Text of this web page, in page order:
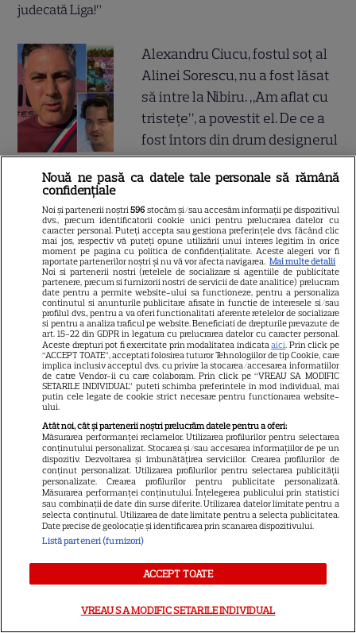
Alexandru Ciucu, fostul soț al
Alinei Sorescu, nu a fost lăsat
să intre la Nibiru. „Am aflat cu
tristețe”, a povestit el. De ce a
fost întors din drum designerul
Breaking tragic în România:
microbuzul în care se afla
acum câteva minute echipa de
fotbal din București, accident
mortal! Câți morți și câți răniți
sunt până acum
SERIALE
Nouă ne pasă ca datele tale personale să rămână
confidențiale
Noi și partenerii noștri596 stocăm și/sau accesăm informații pe dispozitivul
dvs., precum identificatorii cookie unici pentru prelucrarea datelor cu
caracter personal. Puteți accepta sau gestiona preferințele dvs. făcând clic
mai jos, respectiv vă puteți opune utilizării unui interes legitim în orice
moment pe pagina cu politica de confidențialitate. Aceste alegeri vor fi
raportate partenerilor noștri și nu vă vor afecta navigarea. Mai multe detalii
Noi si partenerii nostri (retelele de socializare si agentiile de publicitate
partenere, precum si furnizorii nostri de servicii de date analitice) prelucram
date pentru a permite website-ului sa functioneze, pentru a personaliza
continutul si anunturile publicitare afisate in functie de interesele si/sau
profilul dvs., pentru a va oferi functionalitati aferente retelelor de socializare
si pentru a analiza traficul pe website. Beneficiati de drepturile prevazute de
art. 15-22 din GDPR in legatura cu prelucrarea datelor cu caracter personal.
Aceste drepturi pot fi exercitate prin modalitatea indicataaici. Prin click pe
“ACCEPT TOATE”, acceptati folosirea tuturor Tehnologiilor de tip Cookie, care
implica inclusiv acceptul dvs. cu privire la stocarea/accesarea informatiilor
de catre Vendor-ii cu care colaboram. Prin click pe “VREAU SA MODIFIC
SETARILE INDIVIDUAL” puteti schimba preferintele in mod individual, mai
putin cele legate de cookie strict necesare pentru functionarea website-
ului.
Atât noi, cât și partenerii noștri prelucrăm datele pentru a oferi:
Măsurarea performanței reclamelor. Utilizarea profilurilor pentru selectarea
conținutului personalizat. Stocarea și/sau accesarea informațiilor de pe un
dispozitiv. Dezvoltarea și îmbunătățirea serviciilor. Crearea profilurilor de
conținut personalizat. Utilizarea profilurilor pentru selectarea publicității
personalizate. Crearea profilurilor pentru publicitate personalizată.
Măsurarea performanței conținutului. Înțelegerea publicului prin statistici
sau combinații de date din surse diferite. Utilizarea datelor limitate pentru a
selecta conținutul. Utilizarea de date limitate pentru a selecta publicitatea.
Date precise de geolocație și identificarea prin scanarea dispozitivului.
Listă parteneri (furnizori)
ACCEPT TOATE
VREAU SA MODIFIC SETARILE INDIVIDUAL